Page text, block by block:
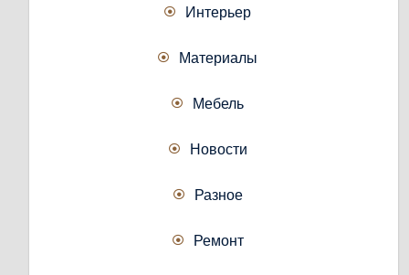
Интерьер
Материалы
Мебель
Новости
Разное
Ремонт